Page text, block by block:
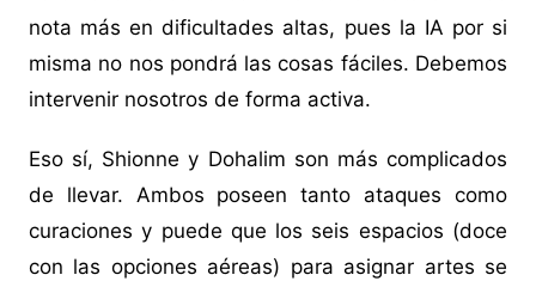
nota más en dificultades altas, pues la IA por si
misma no nos pondrá las cosas fáciles. Debemos
intervenir nosotros de forma activa.
Eso sí, Shionne y Dohalim son más complicados
de llevar. Ambos poseen tanto ataques como
curaciones y puede que los seis espacios (doce
con las opciones aéreas) para asignar artes se